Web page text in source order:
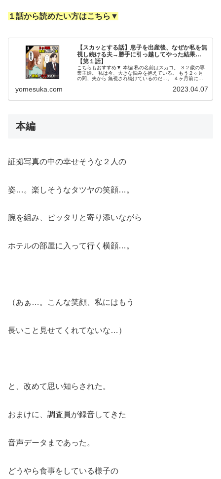
１話から読めたい方はこちら▼
【スカッとする話】息子を出産後、なぜか私を無
視し続ける夫→勝手に引っ越してやった結果…
【第１話】
こちらもおすすめ▼ 本編 私の名前はスカコ。 ３２歳の専
業主婦。 私は今、大きな悩みを抱えている。 もう２ヶ月
の間、夫から 無視され続けているのだ…。 ４ヶ月前に息
yomesuka.com 2023.04.07
本編
証拠写真の中の幸せそうな２人の
姿…。楽しそうなタツヤの笑顔…。
腕を組み、ピッタリと寄り添いながら
ホテルの部屋に入って行く横顔…。
（あぁ…。こんな笑顔、私にはもう
長いこと見せてくれてないな…）
と、 改めて思い知らされた。
おまけに、調査員が録音してきた
音声データまであった。
どうやら食事をしている様子の